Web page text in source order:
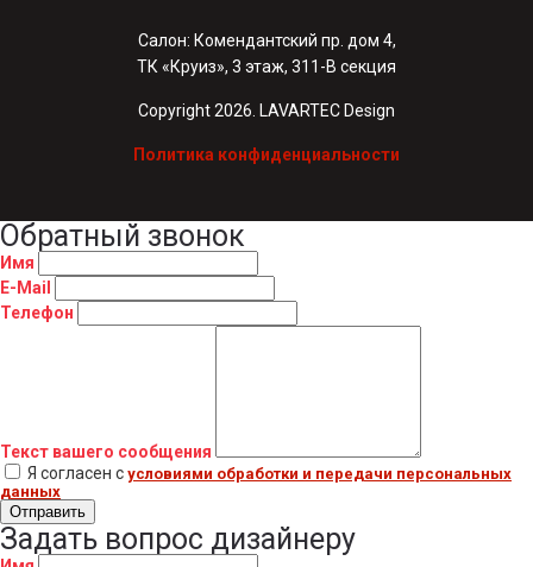
Салон: Комендантский пр. дом 4,
ТК «Круиз», 3 этаж, 311-В секция
Copyright 2026. LAVARTEC Design
Политика конфиденциальности
Обратный звонок
Имя
E-Mail
Телефон
Текст вашего сообщения
Я согласен с условиями обработки и передачи персональных
данных
Отправить
Задать вопрос дизайнеру